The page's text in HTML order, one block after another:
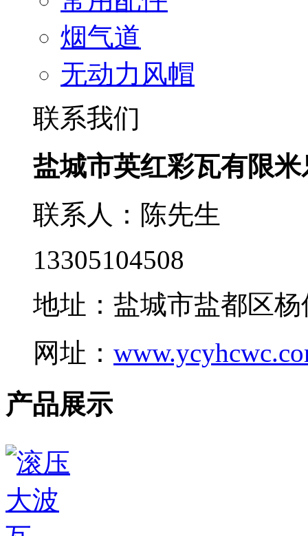
烟气道
无动力风帽
联系我们
盐城市英红彩瓦有限
联系人：陈先生
13305104508
地址：盐城市盐都区
网址：
产品展示